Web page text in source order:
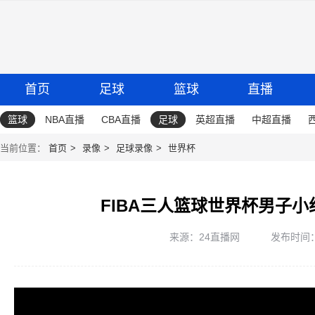
首页 足球 篮球 直播
篮球 NBA直播 CBA直播 足球 英超直播 中超直播
当前位置： 首页 录像 足球录像 世界杯
FIBA三人篮球世界杯男子
来源：24直播网 发布时间